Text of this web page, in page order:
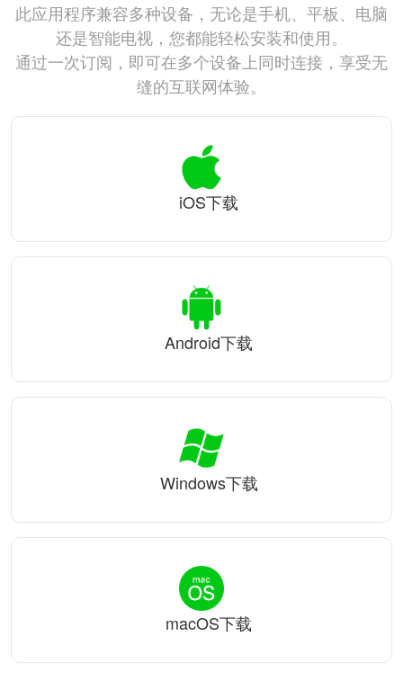
此应用程序兼容多种设备，无论是手机、平板、电脑
还是智能电视，您都能轻松安装和使用。
通过一次订阅，即可在多个设备上同时连接，享受无
缝的互联网体验。
iOS下载
Android下载
Windows下载
macOS下载